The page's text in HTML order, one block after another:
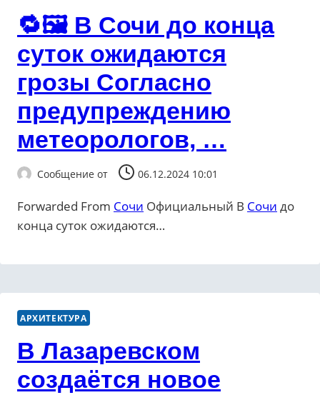
🔁🖼 В Сочи до конца
суток ожидаются
грозы Согласно
предупреждению
метеорологов, …
Сообщение от 06.12.2024 10:01
Forwarded From Сочи Официальный В Сочи до
конца суток ожидаются…
АРХИТЕКТУРА
В Лазаревском
создаётся новое